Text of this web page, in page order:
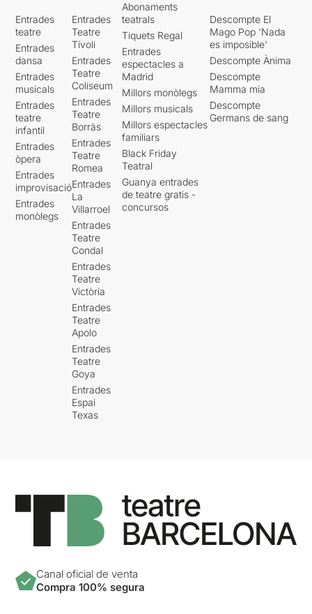
Entrades
teatre
Entrades
dansa
Entrades
musicals
Entrades
teatre
infantil
Entrades
òpera
Entrades
improvisació
Entrades
monòlegs
Entrades
Teatre
Tívoli
Entrades
Teatre
Coliseum
Entrades
Teatre
Borràs
Entrades
Teatre
Romea
Entrades
La
Villarroel
Entrades
Teatre
Condal
Entrades
Teatre
Victòria
Entrades
Teatre
Apolo
Entrades
Teatre
Goya
Entrades
Espai
Texas
Abonaments
teatrals
Tiquets Regal
Entrades
espectacles a
Madrid
Millors monòlegs
Millors musicals
Millors espectacles
familiars
Black Friday
Teatral
Guanya entrades
de teatre gratis -
concursos
Descompte El
Mago Pop 'Nada
es imposible'
Descompte Ànima
Descompte
Mamma mia
Descompte
Germans de sang
Canal oficial de venta
Compra 100% segura